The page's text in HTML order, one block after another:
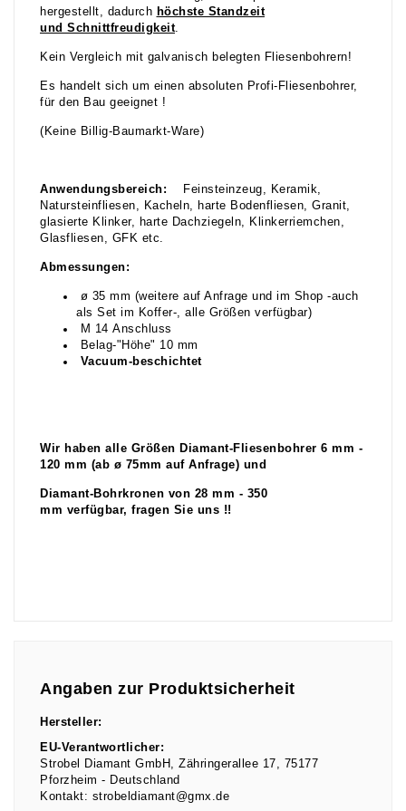
hergestellt, dadurch höchste Standzeit
und Schnittfreudigkeit.
Kein Vergleich mit galvanisch belegten Fliesenbohrern!
Es handelt sich um einen absoluten Profi-Fliesenbohrer,
für den Bau geeignet !
(Keine Billig-Baumarkt-Ware)
Anwendungsbereich:
Feinsteinzeug, Keramik,
Natursteinfliesen, Kacheln, harte Bodenfliesen, Granit,
glasierte Klinker, harte Dachziegeln, Klinkerriemchen,
Glasfliesen, GFK etc.
Abmessungen:
ø 35 mm (weitere auf Anfrage und im Shop -auch
als Set im Koffer-, alle Größen verfügbar)
M 14 Anschluss
Belag-"Höhe" 10 mm
Vacuum-beschichtet
Wir haben alle Größen Diamant-Fliesenbohrer 6 mm -
120 mm (ab ø 75mm auf Anfrage) und
Diamant-Bohrkronen von 28 mm - 350
mm verfügbar, fragen Sie uns !!
Angaben zur Produktsicherheit
Hersteller:
EU-Verantwortlicher:
Strobel Diamant GmbH
Zähringerallee 17
75177
Pforzheim
Deutschland
Kontakt: strobeldiamant@gmx.de